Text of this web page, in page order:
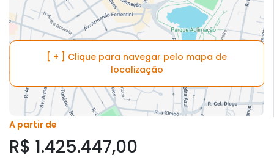
[ + ] Clique para navegar pelo mapa de
localização
A partir de
R$ 1.425.447,00